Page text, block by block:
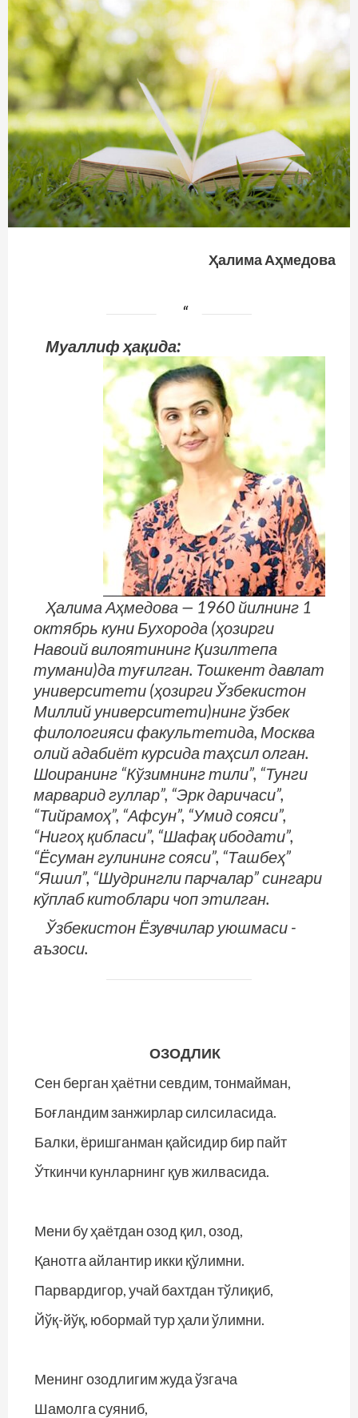
Ҳалима Аҳмедова
Муаллиф ҳақида:
Ҳалима Аҳмедова — 1960 йилнинг 1
октябрь куни Бухорода (ҳозирги
Навоий вилоятининг Қизилтепа
тумани)да туғилган. Тошкент давлат
университети (ҳозирги Ўзбекистон
Миллий университети)нинг ўзбек
филологияси факультетида, Москва
олий адабиёт курсида таҳсил олган.
Шоиранинг “Кўзимнинг тили”, “Тунги
марварид гуллар”, “Эрк даричаси”,
“Тийрамоҳ”, “Афсун”, “Умид сояси”,
“Нигоҳ қибласи”, “Шафақ ибодати”,
“Ёсуман гулининг сояси”, “Ташбеҳ”
“Яшил”, “Шудрингли парчалар” сингари
кўплаб китоблари чоп этилган.
Ўзбекистон Ёзувчилар уюшмаси ­
аъзоси.
ОЗОДЛИК
Сен берган ҳаётни севдим, тонмайман,
Боғландим занжирлар силсиласида.
Балки, ёришганман қайсидир бир пайт
Ўткинчи кунларнинг қув жилвасида.
Мени бу ҳаётдан озод қил, озод,
Қанотга айлантир икки қўлимни.
Парвардигор, учай бахтдан тўлиқиб,
Йўқ-йўқ, юбормай тур ҳали ўлимни.
Менинг озодлигим жуда ўзгача
Шамолга суяниб,